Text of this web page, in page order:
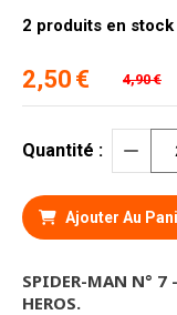
2,50 € 4,90€
2 produits en stock
Quantité :
Ajouter Au
SPIDER-MAN N° 7
HEROS.